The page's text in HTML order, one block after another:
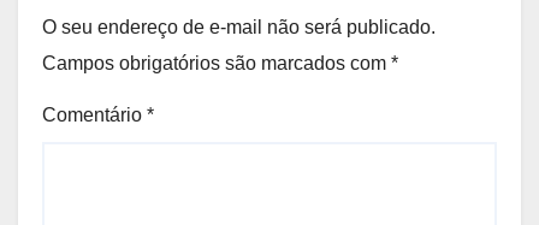
O seu endereço de e-mail não será publicado.
Campos obrigatórios são marcados com *
Comentário *